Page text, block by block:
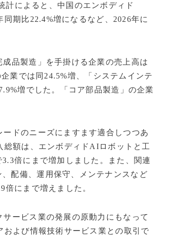
計によると、中国のエンボディド
期比22.4%増になるなど、2026年に
品製造」を手掛ける企業の売上高は
業では同24.5%増、「システムインテ
増でした。「コア部品製造」の企業
ドのニーズにますます適合しつつあ
額は、エンボディドAIロボットと工
倍にまで増加しました。また、関連
配備、運用保守、メンテナンスなど
にまで増えました。
ービス業の発展の原動力にもなって
よび情報技術サービス業との取引で